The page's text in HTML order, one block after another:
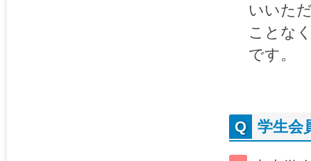
いいた
ことな
です。
学生会